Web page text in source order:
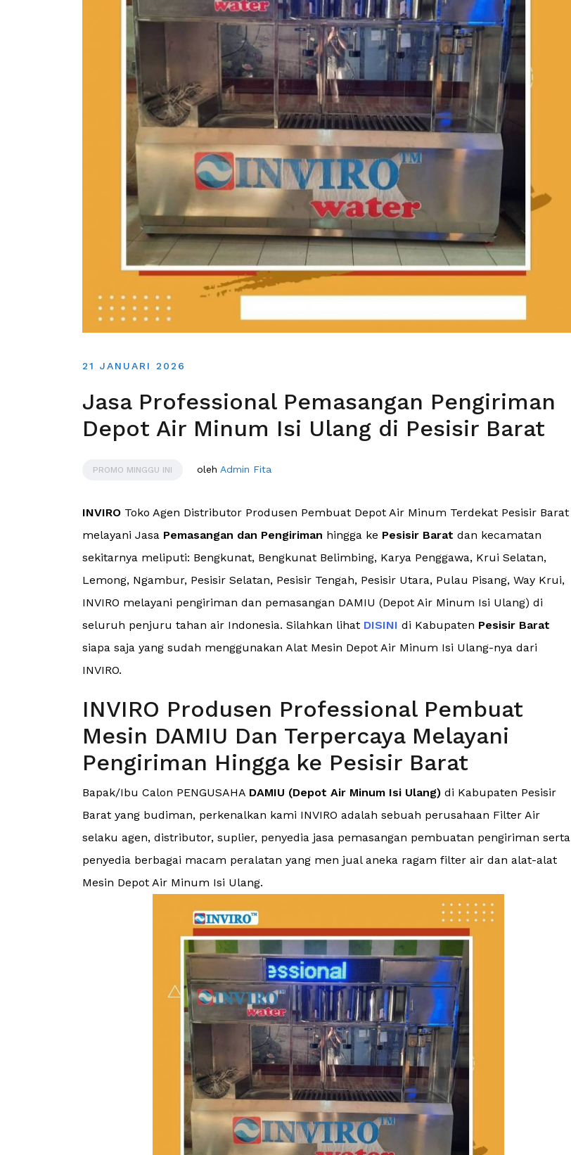
21 JANUARI 2026
Jasa Professional Pemasangan Pengiriman
Depot Air Minum Isi Ulang di Pesisir Barat
PROMO MINGGU INI oleh Admin Fita
INVIRO Toko Agen Distributor Produsen Pembuat Depot Air Minum Terdekat Pesisir Barat
melayani Jasa Pemasangan dan Pengiriman hingga ke Pesisir Barat dan kecamatan
sekitarnya meliputi: Bengkunat, Bengkunat Belimbing, Karya Penggawa, Krui Selatan,
Lemong, Ngambur, Pesisir Selatan, Pesisir Tengah, Pesisir Utara, Pulau Pisang, Way Krui,
INVIRO melayani pengiriman dan pemasangan DAMIU (Depot Air Minum Isi Ulang) di
seluruh penjuru tahan air Indonesia. Silahkan lihat DISINI di Kabupaten Pesisir Barat
siapa saja yang sudah menggunakan Alat Mesin Depot Air Minum Isi Ulang-nya dari
INVIRO.
INVIRO Produsen Professional Pembuat
Mesin DAMIU Dan Terpercaya Melayani
Pengiriman Hingga ke Pesisir Barat
Bapak/Ibu Calon PENGUSAHA DAMIU (Depot Air Minum Isi Ulang) di Kabupaten Pesisir
Barat yang budiman, perkenalkan kami INVIRO adalah sebuah perusahaan Filter Air
selaku agen, distributor, suplier, penyedia jasa pemasangan pembuatan pengiriman serta
penyedia berbagai macam peralatan yang men jual aneka ragam filter air dan alat-alat
Mesin Depot Air Minum Isi Ulang.